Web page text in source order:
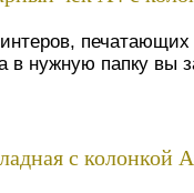
нужную папку вы
с колонкой